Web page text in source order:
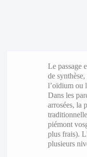
Le passage
de
l’oïdium ou
Dans les
arrosées, la
piémont
plus frais).
plusieurs